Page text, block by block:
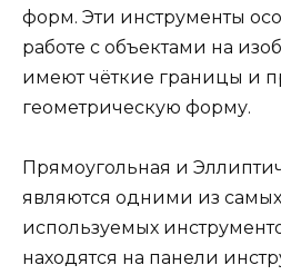
форм. Эти инструменты
работе с объектами на
имеют чёткие границы и
геометрическую форму.
Прямоугольная и
являются одними из самых
используемых
находятся на панели